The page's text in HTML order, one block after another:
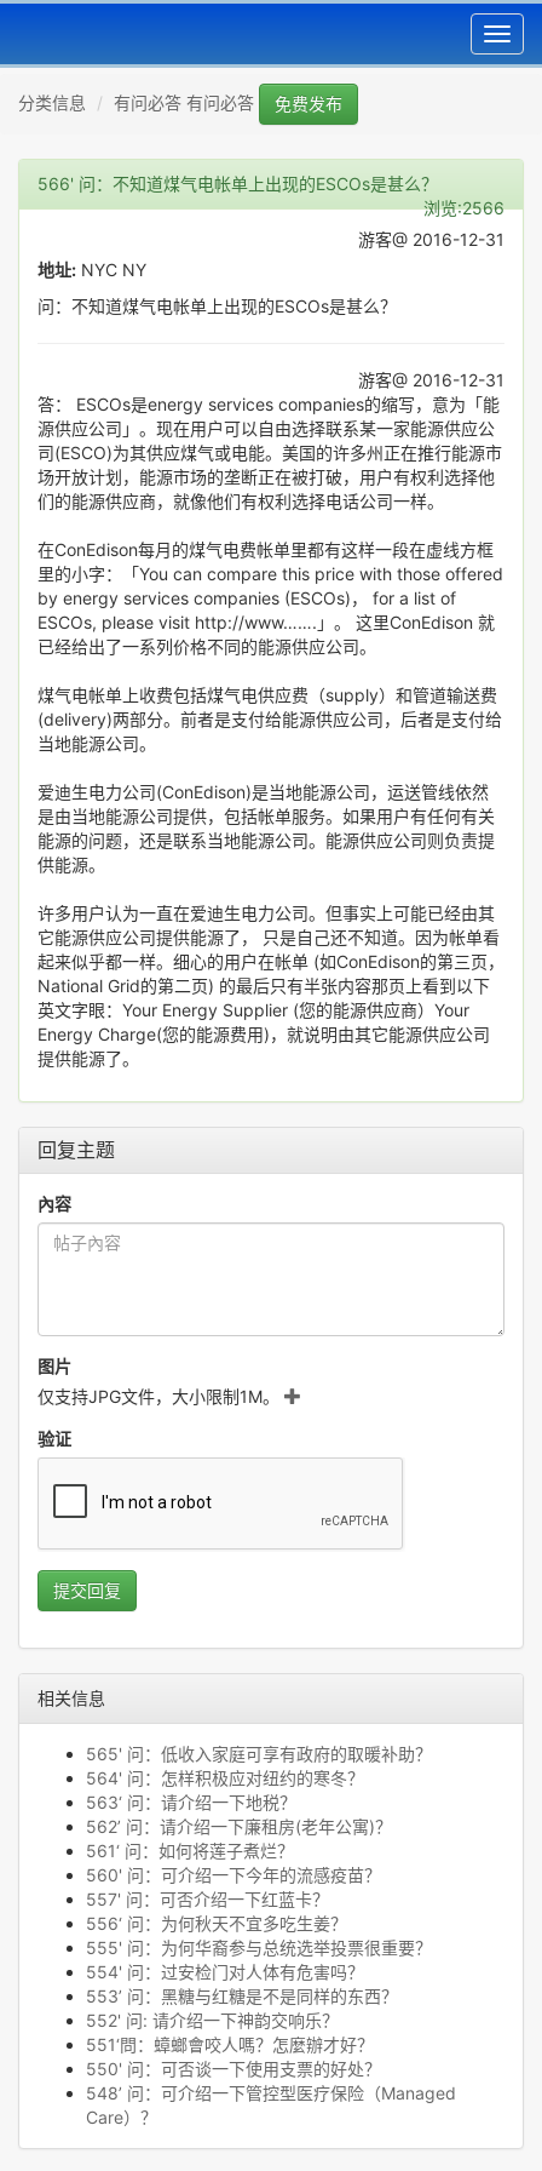
分类信息 有问必答 有问必答 免费发布
566' 问：不知道煤气电帐单上出现的ESCOs是甚么？
浏览:2566
游客@ 2016-12-31
地址: NYC NY
问：不知道煤气电帐单上出现的ESCOs是甚么？
游客@ 2016-12-31
答： ESCOs是energy services companies的缩写，意为「能
源供应公司」。现在用户可以自由选择联系某一家能源供应公
司(ESCO)为其供应煤气或电能。美国的许多州正在推行能源市
场开放计划，能源市场的垄断正在被打破，用户有权利选择他
们的能源供应商，就像他们有权利选择电话公司一样。
在ConEdison每月的煤气电费帐单里都有这样一段在虚线方框
里的小字：「You can compare this price with those offered
by energy services companies (ESCOs)， for a list of
ESCOs, please visit http://www…….」。 这里ConEdison 就
已经给出了一系列价格不同的能源供应公司。
煤气电帐单上收费包括煤气电供应费（supply）和管道输送费
(delivery)两部分。前者是支付给能源供应公司，后者是支付给
当地能源公司。
爱迪生电力公司(ConEdison)是当地能源公司，运送管线依然
是由当地能源公司提供，包括帐单服务。如果用户有任何有关
能源的问题，还是联系当地能源公司。能源供应公司则负责提
供能源。
许多用户认为一直在爱迪生电力公司。但事实上可能已经由其
它能源供应公司提供能源了， 只是自己还不知道。因为帐单看
起来似乎都一样。细心的用户在帐单 (如ConEdison的第三页，
National Grid的第二页) 的最后只有半张内容那页上看到以下
英文字眼：Your Energy Supplier (您的能源供应商）Your
Energy Charge(您的能源费用)，就说明由其它能源供应公司
提供能源了。
回复主题
內容
图片
仅支持JPG文件，大小限制1M。
验证
提交回复
相关信息
565' 问：低收入家庭可享有政府的取暖补助？
564' 问：怎样积极应对纽约的寒冬？
563‘ 问：请介绍一下地税？
562’ 问：请介绍一下廉租房(老年公寓)？
561‘ 问：如何将莲子煮烂？
560' 问：可介绍一下今年的流感疫苗？
557' 问：可否介绍一下红蓝卡？
556‘ 问：为何秋天不宜多吃生姜？
555' 问：为何华裔参与总统选举投票很重要？
554' 问：过安检门对人体有危害吗？
553’ 问：黑糖与红糖是不是同样的东西？
552' 问: 请介绍一下神韵交响乐？
551‘問：蟑螂會咬人嗎？怎麼辦才好？
550' 问：可否谈一下使用支票的好处？
548’ 问：可介绍一下管控型医疗保险（Managed
Care）？